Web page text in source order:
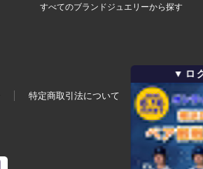
すべてのブランドジュエリーから探す
特定商取引法について 会社概要
▼ロ